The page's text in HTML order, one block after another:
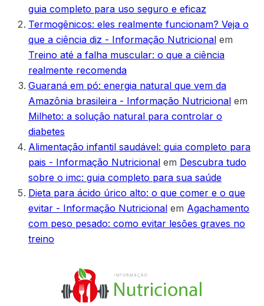
guia completo para uso seguro e eficaz
Termogênicos: eles realmente funcionam? Veja o
que a ciência diz - Informação Nutricional em
Treino até a falha muscular: o que a ciência
realmente recomenda
Guaraná em pó: energia natural que vem da
Amazônia brasileira - Informação Nutricional em
Milheto: a solução natural para controlar o
diabetes
Alimentação infantil saudável: guia completo para
pais - Informação Nutricional em Descubra tudo
sobre o imc: guia completo para sua saúde
Dieta para ácido úrico alto: o que comer e o que
evitar - Informação Nutricional em Agachamento
com peso pesado: como evitar lesões graves no
treino